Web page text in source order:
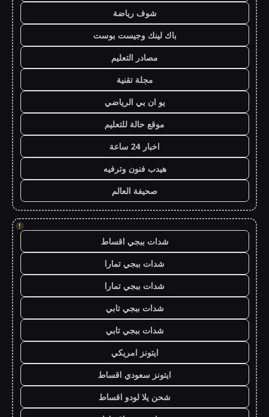
شوف رياضة
باك لينك وجيست بوست
مصادر التعليم
مجلة تقنية
يو ان بي الرياضي
موقع حالة للتعليم
اخبار 24 ساعة
هيدب فنون وترفيه
صحيفة العالم
!
شدات ببجي اقساط
شدات ببجي تمارا
شدات ببجي تمارا
شدات ببجي تابي
شدات ببجي تابي
ايتونز امريكي
ايتونز سعودي اقساط
شحن يلا لودو اقساط